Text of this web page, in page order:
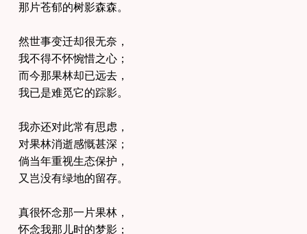
那片苍郁的树影森森。
然世事变迁却很无奈，
我不得不怀惋惜之心；
而今那果林却已远去，
我已是难觅它的踪影。
我亦还对此常有思虑，
对果林消逝感慨甚深；
倘当年重视生态保护，
又岂没有绿地的留存。
真很怀念那一片果林，
怀念我那儿时的梦影；